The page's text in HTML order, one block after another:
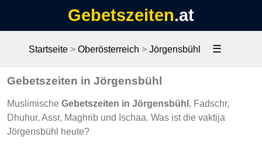
Gebetszeiten.at
Startseite > Oberösterreich > Jörgensbühl ☰
Gebetszeiten in Jörgensbühl
Muslimische Gebetszeiten in Jörgensbühl , Fadschr,
Dhuhur, Assr, Maghrib und Ischaa. Was ist die vaktija
Jörgensbühl heute?